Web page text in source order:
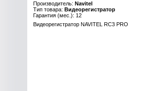
Производитель: Navitel
Тип товара: Видеорегистратор
Гарантия (мес.): 12
Видеорегистратор NAVITEL RC3 PRO